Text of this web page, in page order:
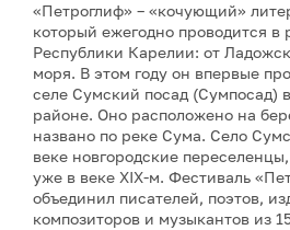
«Петроглиф» – «кочующий»
который ежегодно проводится в
Республики Карелии: от
моря. В этом году он впервые
селе Сумский посад (Сумпосад)
районе. Оно расположено на
названо по реке Сума. Село
веке новгородские
уже в веке XIX-м. Фестиваль
объединил писателей, поэтов,
композиторов и музыкантов из